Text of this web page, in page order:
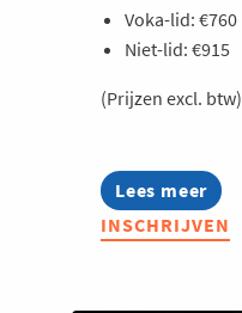
Voka-lid: €760
Niet-lid: €915
(Prijzen excl. btw)
Lees meer
about
AI,
data
INSCHRIJVEN